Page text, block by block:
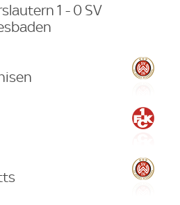
1 - 0 SV